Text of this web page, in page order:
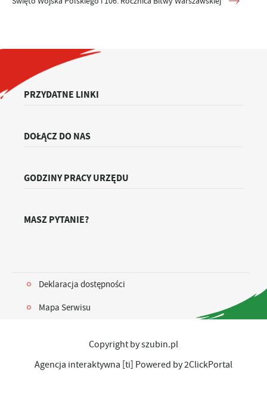
PRZYDATNE LINKI
DOŁĄCZ DO NAS
GODZINY PRACY URZĘDU
MASZ PYTANIE?
Deklaracja dostępności
Mapa Serwisu
Copyright by szubin.pl
Agencja interaktywna [ti] Powered by2ClickPortal